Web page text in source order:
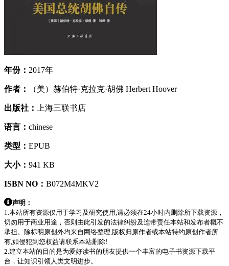
年份： 2017年
作者： （美）赫伯特·克拉克·胡佛 Herbert Hoover
出版社： 上海三联书店
语言： chinese
类型： EPUB
大小： 941 KB
ISBN NO： B072M4MKV2
声明：
1.本站所有资源仅用于学习及研究使用,请必须在24小时内删除所下载资源，
切勿用于商业用途，否则由此引发的法律纠纷及连带责任本站和发布者概不
承担。除标明原创外均来自网络整理,版权归原作者或本站特约原创作者所
有,如侵犯到您权益请联系本站删除!
2.建立本站的目的是为爱好读书的朋友提供一个丰富的电子书资源下载平
台，让知识引领人类文明进步。